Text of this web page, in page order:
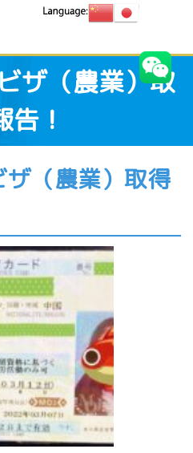
ザ（農業）取
告！
（農業）取得